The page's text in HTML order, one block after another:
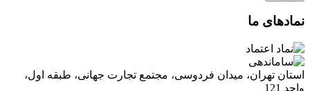
نمادهای ما
استان تهران، میدان فردوسی، مجتمع تجارت جهانی، طبقه اول،
واحد 121